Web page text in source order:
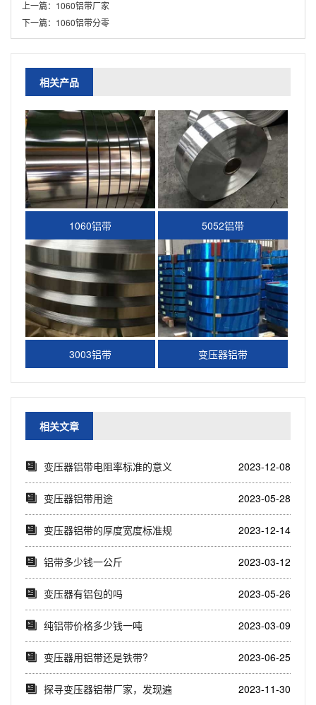
上一篇： 1060铝带厂家
下一篇： 1060铝带分零
相关产品
1060铝带 5052铝带
3003铝带 变压器铝带
相关文章
变压器铝带电阻率标准的意义
与应用(优化变压...
2023-12-08
变压器铝带用途 2023-05-28
变压器铝带的厚度宽度标准规
范(提高变压器性...
2023-12-14
铝带多少钱一公斤 2023-03-12
变压器有铝包的吗 2023-05-26
纯铝带价格多少钱一吨 2023-03-09
变压器用铝带还是铁带? 2023-06-25
探寻变压器铝带厂家，发现遍
2023-11-30